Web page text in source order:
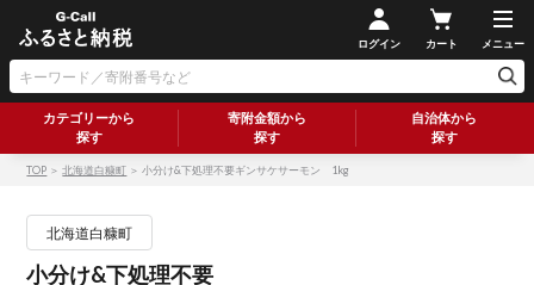
ログイン カート メニュー
カテゴリーから
探す
寄附金額から
探す
自治体から
探す
TOP ＞北海道白糠町 ＞ 小分け&下処理不要ギンサケサーモン 1kg
北海道白糠町
小分け&下処理不要